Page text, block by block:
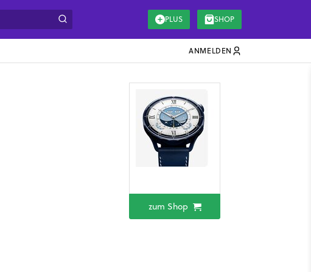
PLUS SHOP
ANMELDEN
zum Shop